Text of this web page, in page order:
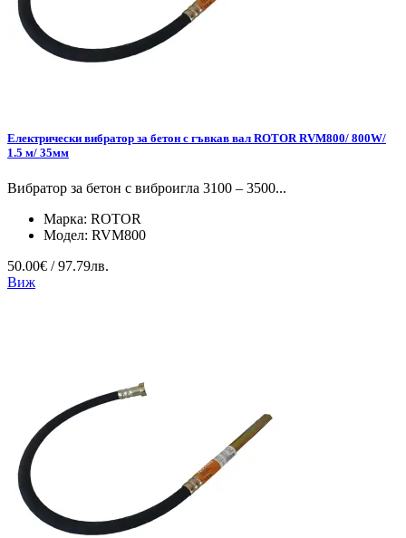
Електрически вибратор за бетон с гъвкав вал ROTOR RVM800/ 800W/
1.5 м/ 35мм
Вибратор за бетон с виброигла 3100 – 3500...
Марка: ROTOR
Модел: RVM800
50.00€ / 97.79лв.
Виж